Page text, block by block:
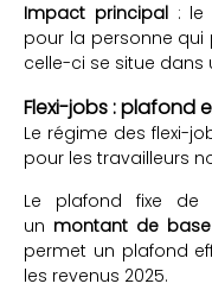
Impact principal: le
pour la personne qui
celle-ci se situe dans
Flexi-jobs : plafond
Le régime des flexi-
pour les travailleurs
Le plafond fixe de
un montant de
permet un plafond
les revenus 2025.